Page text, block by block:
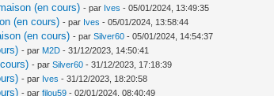
(en cours) - par Ives - 05/01/2024, 13:49:35
(en cours) - par Ives - 05/01/2024, 13:58:44
(en cours) - parSilver60 - 05/01/2024, 14:54:37
- par M2D - 31/12/2023, 14:50:41
- parSilver60 - 31/12/2023, 17:18:39
- par Ives - 31/12/2023, 18:20:58
- parfilou59 - 02/01/2024, 08:40:49